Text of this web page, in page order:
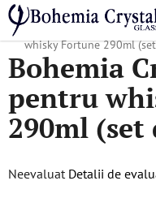
Treci
conținut
Acasă
/ Colecții populare /
whisky Fortune 290ml
Bohemia
pentru
290ml (set
Evaluarea
Neevaluat Detalii de